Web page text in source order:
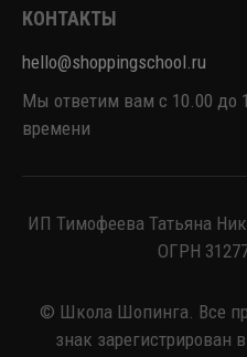
КОНТАКТЫ
hello@shoppingschool.ru
Мы ответим вам с 10.00 до
времени
ИП Тимофеева Татьяна
ОГРН
© Школа Шопинга. Все
знак зарегистрирован